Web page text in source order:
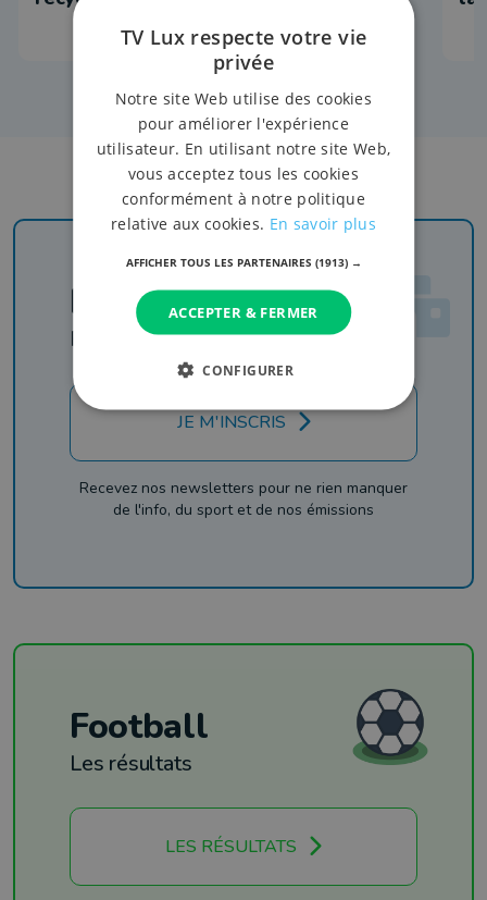
Newsletter
Rejoignez-nous
JE M'INSCRIS
Recevez nos newsletters pour ne rien manquer
de l'info, du sport et de nos émissions
Football
Les résultats
LES RÉSULTATS
TV Lux respecte votre vie
privée
Notre site Web utilise des cookies
pour améliorer l'expérience
utilisateur. En utilisant notre site Web,
vous acceptez tous les cookies
conformément à notre politique
relative aux cookies. En savoir plus
AFFICHER TOUS LES PARTENAIRES (1913) →
ACCEPTER & FERMER
CONFIGURER